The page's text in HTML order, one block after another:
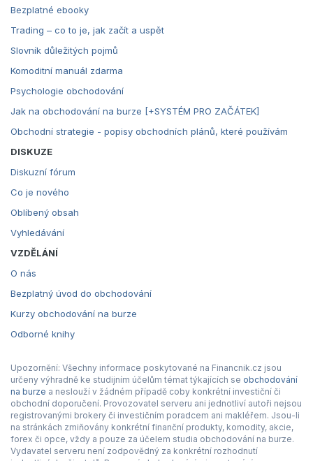
Bezplatné ebooky
Trading – co to je, jak začít a uspět
Slovník důležitých pojmů
Komoditní manuál zdarma
Psychologie obchodování
Jak na obchodování na burze [+SYSTÉM PRO ZAČÁTEK]
Obchodní strategie - popisy obchodních plánů, které používám
DISKUZE
Diskuzní fórum
Co je nového
Oblíbený obsah
Vyhledávání
VZDĚLÁNÍ
O nás
Bezplatný úvod do obchodování
Kurzy obchodování na burze
Odborné knihy
Upozornění: Všechny informace poskytované na Financnik.cz jsou
určeny výhradně ke studijním účelům témat týkajících se obchodování
na burze a neslouží v žádném případě coby konkrétní investiční či
obchodní doporučení. Provozovatel serveru ani jednotliví autoři nejsou
registrovanými brokery či investičním poradcem ani makléřem. Jsou-li
na stránkách zmiňovány konkrétní finanční produkty, komodity, akcie,
forex či opce, vždy a pouze za účelem studia obchodování na burze.
Vydavatel serveru není zodpovědný za konkrétní rozhodnutí